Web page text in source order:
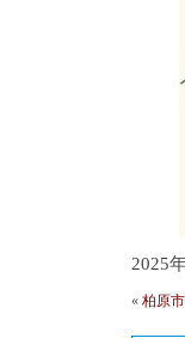
2025
« 柏原